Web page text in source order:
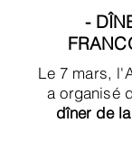
-
Le 7 mars,
a organisé
dîner de